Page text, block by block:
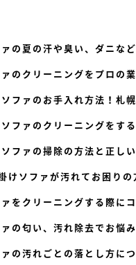
の夏の汗や臭い、ダニな
のクリーニングをプロの
ファのお手入れ方法！札
ファのクリーニングをす
ファの掃除の方法と正し
けソファが汚れてお困り
をクリーニングする際に
の匂い、汚れ除去でお悩
の汚れごとの落とし方に